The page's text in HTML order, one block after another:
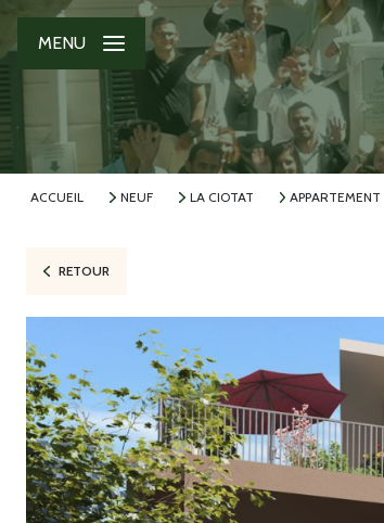
MENU
ACCUEIL NEUF LA CIOTAT APPARTEMENT
RETOUR